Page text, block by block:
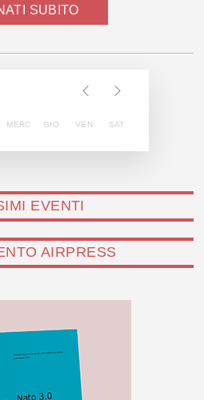
SUBITO
MERC GIO VEN SAT
EVENTI
AIRPRESS